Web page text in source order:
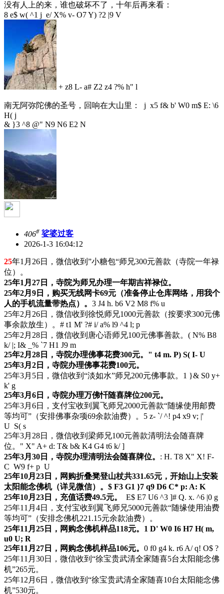
没有人上的来，谁也破坏不了，十年后再来看：
8 e$ w( ^1 j e/ X% v- O7 Y) ?2 |9 V
+ z8 L- a# Z2 z4 ?% h" l
南无阿弥陀佛的圣号，回响在大山里：
j x5 f& b' W0 m$ E: \6
H( j
& }3 ^8 @" N9 N6 E2 N
406# 娑婆过客
2026-1-3 16:04:12
25年1月26日，微信收到”小糖包“师兄300元善款（寺院一年禄
位）。
25年1月27日，寺院为师兄办理一年期吉祥禄位。
25年2月9日，购买无线网卡69元（准备停止仓库网络，用我个
人的手机流量带热点）。 3 J4 h. b6 V2 M8 f% u
25年2月26日，微信收到徐悦师兄1000元善款（按要求300元佛
事余款放生）。 # t1 M' ?# i/ a% l9 ^4 l; p
25年2月28日，微信收到唐心语师兄100元佛事善款。 ( N% B8
k/ |; I& _% `7 H1 J9 m
25年2月28日，寺院办理佛事花费300元。 " t4 m. P) S( I- U
25年3月2日，寺院办理佛事花费100元。
25年3月5日，微信收到“淡如水”师兄200元佛事款。 1 }& S0 y+
k' g
25年3月6日，寺院办理万佛忏随喜牌位200元。
25年3月6日，支付宝收到翼飞师兄2000元善款“随缘使用邮费
等均可”（安排佛事杂项69余款油费）。 5 z- `/ ^! p4 x9 v; |'
U S( s
25年3月28日，微信收到梁师兄100元善款清明法会随喜牌
位。 " X" A+ d: T& b& K4 G4 t6 k/ ]
25年3月30日，寺院办理清明法会随喜牌位。 : H. T8 X" X! F-
C W9 f+ p U
25年10月23日，网购折叠凳登山杖共331.65元，开始山上安装
太阳能念佛机（详见微信）。 $ F3 G1 }7 q9 D6 C* p: A: K
25年10月23日，充值话费49.5元。
E$ E7 U6 ^3 ]# Q. x. ^6 |0 g
25年11月4日，支付宝收到翼飞师兄5000元善款“随缘使用油费
等均可”（安排念佛机221.15元余款油费）。
25年11月25日，网购念佛机样品118元。 1 D' W0 I6 H7 H( m,
u0 U; R
25年11月27日，网购念佛机样品106元。 0 f0 g4 k. r6 A/ q! O$ ?
25年11月30日，微信收到“徐宝贵武清全家随喜5台太阳能念佛
机”265元。
25年12月6日，微信收到“徐宝贵武清全家随喜10台太阳能念佛
机”530元。